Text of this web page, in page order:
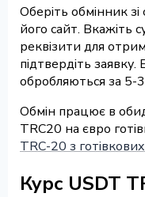
Оберіть обмінник
його сайт. Вкажіть
реквізити для
підтвердіть заявку.
обробляються за 5-
Обмін працює в
TRC20 на євро
TRC-20 з
Курс USDT